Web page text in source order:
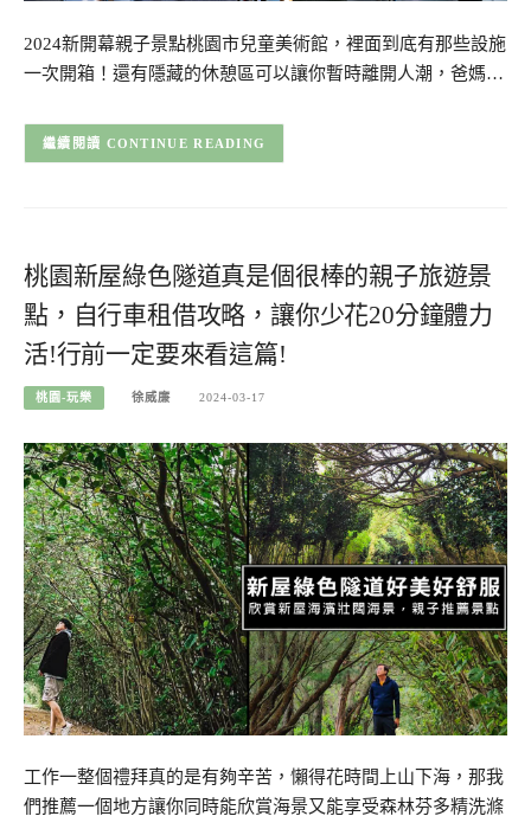
2024新開幕親子景點桃園市兒童美術館，裡面到底有那些設施
一次開箱！還有隱藏的休憩區可以讓你暫時離開人潮，爸媽…
CONTINUE READING
桃園新屋綠色隧道真是個很棒的親子旅遊景
點，自行車租借攻略，讓你少花20分鐘體力
活!行前一定要來看這篇!
桃園-玩樂 徐威廉 2024-03-17
工作一整個禮拜真的是有夠辛苦，懶得花時間上山下海，那我
們推薦一個地方讓你同時能欣賞海景又能享受森林芬多精洗滌